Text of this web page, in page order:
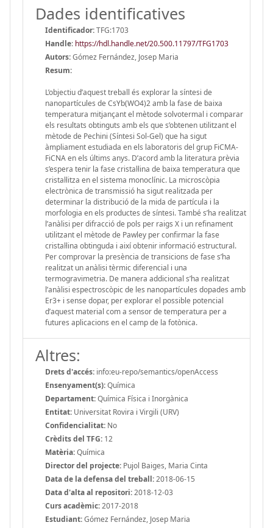
Dades identificatives
Identificador:TFG:1703
Handle: https://hdl.handle.net/20.500.11797/TFG1703
Autors:Gómez Fernández, Josep Maria
Resum:
L’objectiu d’aquest treball és explorar la síntesi de
nanopartícules de CsYb(WO4)2 amb la fase de baixa
temperatura mitjançant el mètode solvotermal i comparar
els resultats obtinguts amb els que s’obtenen utilitzant el
mètode de Pechini (Síntesi Sol-Gel) que ha sigut
àmpliament estudiada en els laboratoris del grup FiCMA-
FiCNA en els últims anys. D’acord amb la literatura prèvia
s’espera tenir la fase cristal·lina de baixa temperatura que
cristal·litza en el sistema monoclínic. La microscòpia
electrònica de transmissió ha sigut realitzada per
determinar la distribució de la mida de partícula i la
morfologia en els productes de síntesi. També s’ha realitzat
l’anàlisi per difracció de pols per raigs X i un refinament
utilitzant el mètode de Pawley per confirmar la fase
cristal·lina obtinguda i així obtenir informació estructural.
Per comprovar la presència de transicions de fase s’ha
realitzat un anàlisi tèrmic diferencial i una
termogravimetria. De manera addicional s’ha realitzat
l’anàlisi espectroscòpic de les nanopartícules dopades amb
Er3+ i sense dopar, per explorar el possible potencial
d’aquest material com a sensor de temperatura per a
futures aplicacions en el camp de la fotònica.
Altres:
Drets d'accés: info:eu-repo/semantics/openAccess
Ensenyament(s):Química
Departament:Química Física i Inorgànica
Entitat: Universitat Rovira i Virgili (URV)
Confidencialitat: No
Crèdits del TFG: 12
Matèria:Química
Director del projecte: Pujol Baiges, Maria Cinta
Data de la defensa del treball:2018-06-15
Data d'alta al repositori:2018-12-03
Curs acadèmic:2017-2018
Estudiant:Gómez Fernández, Josep Maria